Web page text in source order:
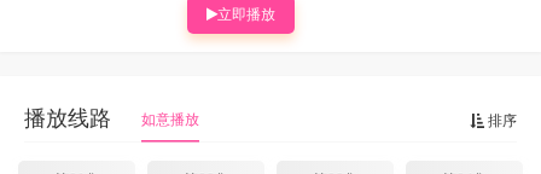
立即播放
排序
播放线路 如意播放